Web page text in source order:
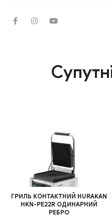
ГРИЛЬ КОНТАКТНИЙ HURAKAN
HKN-PE22R ОДИНАРНИЙ
РЕБРО